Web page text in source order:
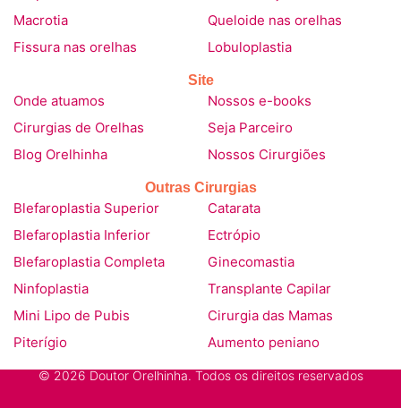
Macrotia
Fissura nas orelhas
Queloide nas orelhas
Lobuloplastia
Site
Onde atuamos
Cirurgias de Orelhas
Blog Orelhinha
Nossos e-books
Seja Parceiro
Nossos Cirurgiões
Outras Cirurgias
Blefaroplastia Superior
Blefaroplastia Inferior
Blefaroplastia Completa
Ninfoplastia
Mini Lipo de Pubis
Piterígio
Catarata
Ectrópio
Ginecomastia
Transplante Capilar
Cirurgia das Mamas
Aumento peniano
© 2026 Doutor Orelhinha. Todos os direitos reservados